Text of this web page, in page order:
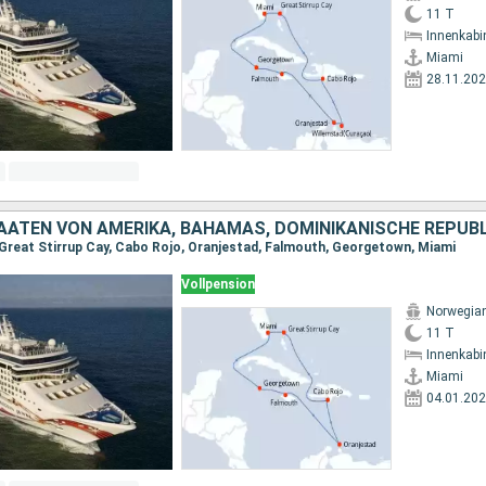
11 T
Miami
Stirrup Cay, Cabo Rojo, Oranjestad, Falmouth, Georgetown, Miami
Vollpension
11 T
Miami